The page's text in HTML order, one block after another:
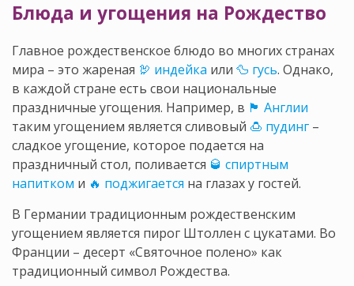
Блюда и угощения на Рождество
Главное рождественское блюдо во многих странах
мира – это жареная 🦃 индейка или 🦆 гусь. Однако,
в каждой стране есть свои национальные
праздничные угощения. Например, в 🏴󠁧󠁢󠁥󠁮󠁧󠁿 Англии
таким угощением является сливовый 🍮 пудинг –
сладкое угощение, которое подается на
праздничный стол, поливается 🥃 спиртным
напитком и 🔥 поджигается на глазах у гостей.
В Германии традиционным рождественским
угощением является пирог Штоллен с цукатами. Во
Франции – десерт «Святочное полено» как
традиционный символ Рождества.